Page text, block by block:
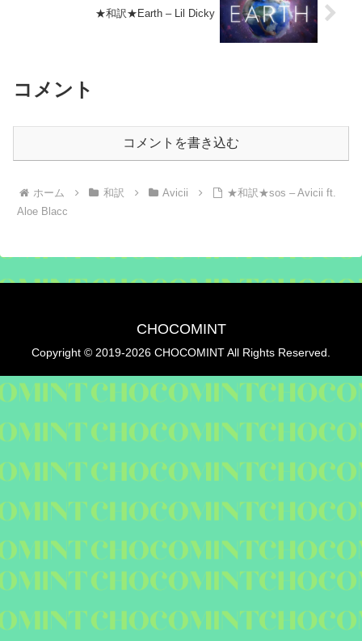
★和訳★Earth – Lil Dicky
コメント
コメントを書き込む
ホーム 和訳 Avicii
★和訳★sos – Avicii ft.
Aloe Blacc
CHOCOMINT
Copyright © 2019-2026 CHOCOMINT All Rights Reserved.